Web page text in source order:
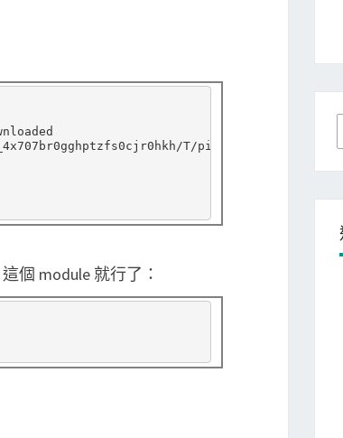
T/pip_build_jeff_lai/
個 module 就行了：